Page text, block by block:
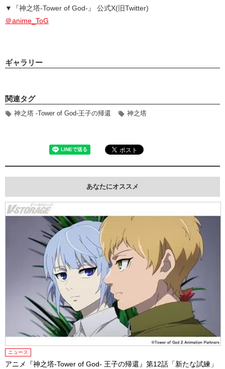
▼『神之塔-Tower of God-』 公式X(旧Twitter)
＠anime_ToG
ギャラリー
関連タグ
神之塔 -Tower of God-王子の帰還 神之塔
あなたにオススメ
ニュース
アニメ『神之塔-Tower of God- 王子の帰還』第12話「新たな試練」